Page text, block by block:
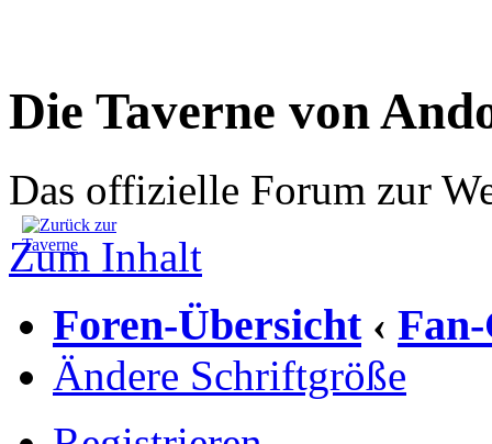
Die Taverne von
Das offizielle Forum zur
Zum Inhalt
Foren-Übersicht ‹
Ändere Schriftgröße